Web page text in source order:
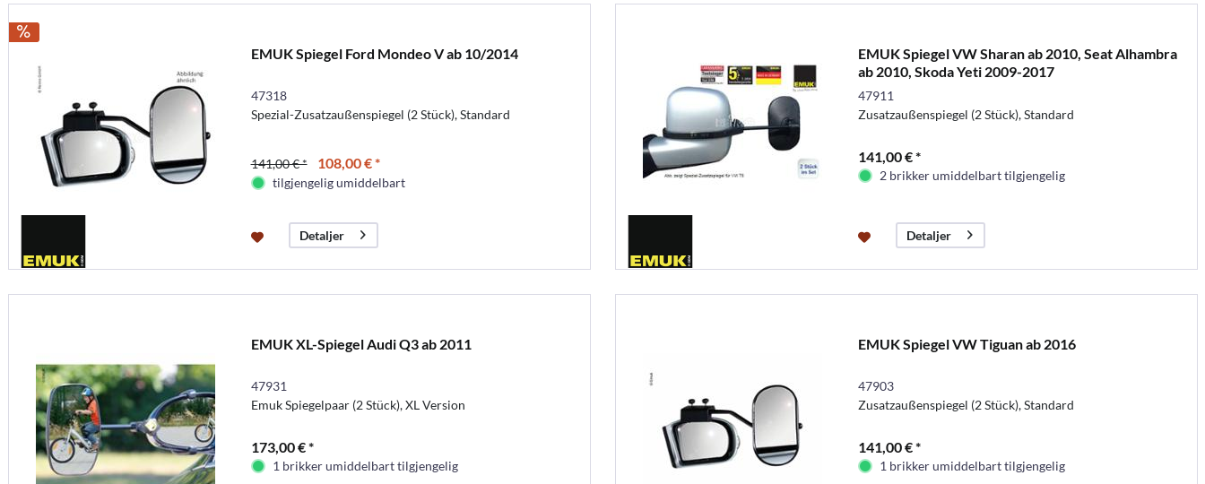
EMUK Spiegel Ford Mondeo V ab 10/2014
47318
Spezial-Zusatzaußenspiegel (2 Stück), Standard
141,00 € * 108,00 € *
tilgjengelig umiddelbart
Detaljer
EMUK Spiegel VW Sharan ab 2010, Seat Alhambra
ab 2010, Skoda Yeti 2009-2017
47911
Zusatzaußenspiegel (2 Stück), Standard
141,00 € *
2 brikker umiddelbart tilgjengelig
Detaljer
EMUK XL-Spiegel Audi Q3 ab 2011
47931
Emuk Spiegelpaar (2 Stück), XL Version
173,00 € *
1 brikker umiddelbart tilgjengelig
EMUK Spiegel VW Tiguan ab 2016
47903
Zusatzaußenspiegel (2 Stück), Standard
141,00 € *
1 brikker umiddelbart tilgjengelig